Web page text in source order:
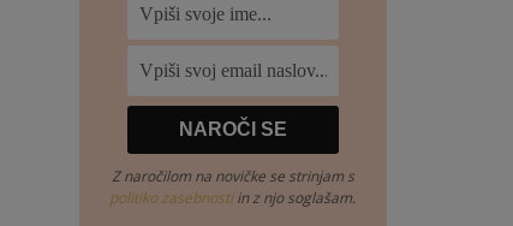
Z naročilom na novičke se strinjam s
politiko zasebnostiin z njo soglašam.